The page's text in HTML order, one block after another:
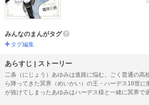
みんなのまんがタグ
タグ編集
あらすじ | ストーリー
二条（にじょう）あゆみは進路に悩む、ごく普通の高
ら降ってきた冥界（めいかい）の王・ハーデス16世に
が抜けてしまったあゆみはハーデス様と一緒に冥界で
ス様の思わせぶりな行動にドキドキさせられっぱなし